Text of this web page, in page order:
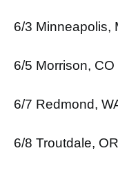
6/3 Minneapolis,
6/5 Morrison,
6/7 Redmond,
6/8 Troutdale,